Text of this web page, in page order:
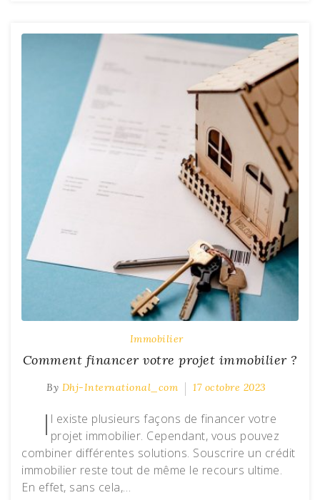
Immobilier
Comment financer votre projet immobilier ?
By Dhj-International_com 17 octobre 2023
I l existe plusieurs façons de financer votre
projet immobilier. Cependant, vous pouvez
combiner différentes solutions. Souscrire un crédit
immobilier reste tout de même le recours ultime.
En effet, sans cela,…